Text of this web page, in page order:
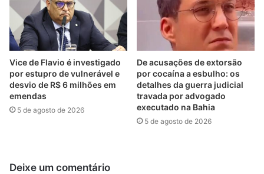
Vice de Flavio é investigado
por estupro de vulnerável e
desvio de R$ 6 milhões em
emendas
5 de agosto de 2026
De acusações de extorsão
por cocaína a esbulho: os
detalhes da guerra judicial
travada por advogado
executado na Bahia
5 de agosto de 2026
Deixe um comentário